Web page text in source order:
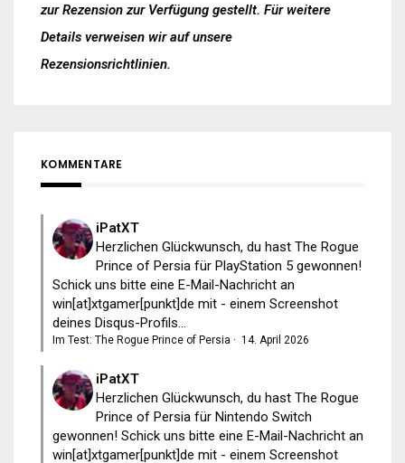
zur Rezension zur Verfügung gestellt. Für weitere
Details verweisen wir auf unsere
Rezensionsrichtlinien.
KOMMENTARE
iPatXT
Herzlichen Glückwunsch, du hast The Rogue
Prince of Persia für PlayStation 5 gewonnen!
Schick uns bitte eine E-Mail-Nachricht an
win[at]xtgamer[punkt]de mit - einem Screenshot
deines Disqus-Profils...
Im Test: The Rogue Prince of Persia · 14. April 2026
iPatXT
Herzlichen Glückwunsch, du hast The Rogue
Prince of Persia für Nintendo Switch
gewonnen! Schick uns bitte eine E-Mail-Nachricht an
win[at]xtgamer[punkt]de mit - einem Screenshot